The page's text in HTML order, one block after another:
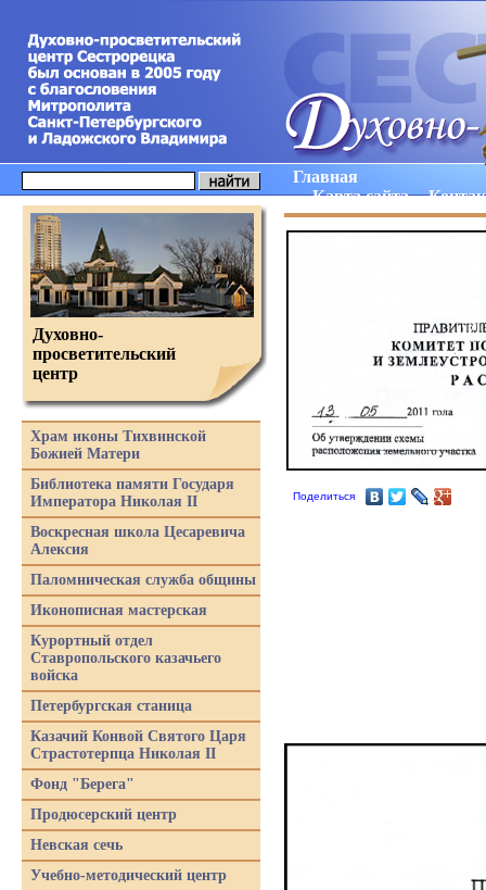
Главная
Карта сайта
Поделиться
Духовно-
просветительский
центр
Храм иконы Тихвинской
Божией Матери
Библиотека памяти Государя
Императора Николая II
Воскресная школа Цесаревича
Алексия
Паломническая служба общины
Иконописная мастерская
Курортный отдел
Ставропольского казачьего
войска
Петербургская станица
Казачий Конвой Святого Царя
Страстотерпца Николая II
Фонд "Берега"
Продюсерский центр
Невская сечь
Учебно-методический центр